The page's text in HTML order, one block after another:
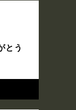
とう